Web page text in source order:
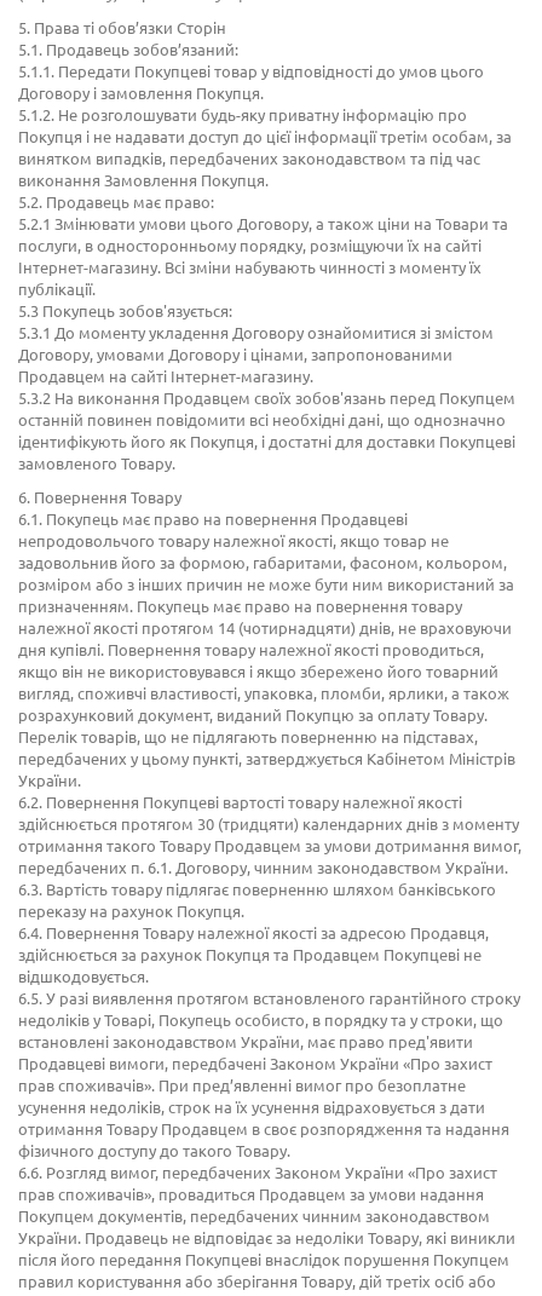
5. Права ті обов’язки Сторін
5.1. Продавець зобов’язаний:
5.1.1. Передати Покупцеві товар у відповідності до умов цього
Договору і замовлення Покупця.
5.1.2. Не розголошувати будь-яку приватну інформацію про
Покупця і не надавати доступ до цієї інформації третім особам, за
винятком випадків, передбачених законодавством та під час
виконання Замовлення Покупця.
5.2. Продавець має право:
5.2.1 Змінювати умови цього Договору, а також ціни на Товари та
послуги, в односторонньому порядку, розміщуючи їх на сайті
Інтернет-магазину. Всі зміни набувають чинності з моменту їх
публікації.
5.3 Покупець зобов'язується:
5.3.1 До моменту укладення Договору ознайомитися зі змістом
Договору, умовами Договору і цінами, запропонованими
Продавцем на сайті Інтернет-магазину.
5.3.2 На виконання Продавцем своїх зобов'язань перед Покупцем
останній повинен повідомити всі необхідні дані, що однозначно
ідентифікують його як Покупця, і достатні для доставки Покупцеві
замовленого Товару.
6. Повернення Товару
6.1. Покупець має право на повернення Продавцеві
непродовольчого товару належної якості, якщо товар не
задовольнив його за формою, габаритами, фасоном, кольором,
розміром або з інших причин не може бути ним використаний за
призначенням. Покупець має право на повернення товару
належної якості протягом 14 (чотирнадцяти) днів, не враховуючи
дня купівлі. Повернення товару належної якості проводиться,
якщо він не використовувався і якщо збережено його товарний
вигляд, споживчі властивості, упаковка, пломби, ярлики, а також
розрахунковий документ, виданий Покупцю за оплату Товару.
Перелік товарів, що не підлягають поверненню на підставах,
передбачених у цьому пункті, затверджується Кабінетом Міністрів
України.
6.2. Повернення Покупцеві вартості товару належної якості
здійснюється протягом 30 (тридцяти) календарних днів з моменту
отримання такого Товару Продавцем за умови дотримання вимог,
передбачених п. 6.1. Договору, чинним законодавством України.
6.3. Вартість товару підлягає поверненню шляхом банківського
переказу на рахунок Покупця.
6.4. Повернення Товару належної якості за адресою Продавця,
здійснюється за рахунок Покупця та Продавцем Покупцеві не
відшкодовується.
6.5. У разі виявлення протягом встановленого гарантійного строку
недоліків у Товарі, Покупець особисто, в порядку та у строки, що
встановлені законодавством України, має право пред'явити
Продавцеві вимоги, передбачені Законом України «Про захист
прав споживачів». При пред’явленні вимог про безоплатне
усунення недоліків, строк на їх усунення відраховується з дати
отримання Товару Продавцем в своє розпорядження та надання
фізичного доступу до такого Товару.
6.6. Розгляд вимог, передбачених Законом України «Про захист
прав споживачів», провадиться Продавцем за умови надання
Покупцем документів, передбачених чинним законодавством
України. Продавець не відповідає за недоліки Товару, які виникли
після його передання Покупцеві внаслідок порушення Покупцем
правил користування або зберігання Товару, дій третіх осіб або